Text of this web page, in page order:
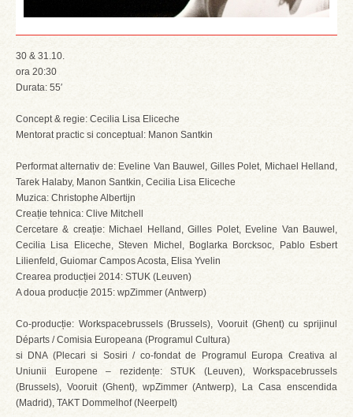
30 & 31.10.
ora 20:30
Durata: 55′
Concept & regie: Cecilia Lisa Eliceche
Mentorat practic si conceptual: Manon Santkin
Performat alternativ de: Eveline Van Bauwel, Gilles Polet, Michael Helland,
Tarek Halaby, Manon Santkin, Cecilia Lisa Eliceche
Muzica: Christophe Albertijn
Creație tehnica: Clive Mitchell
Cercetare & creație: Michael Helland, Gilles Polet, Eveline Van Bauwel,
Cecilia Lisa Eliceche, Steven Michel, Boglarka Borcksoc, Pablo Esbert
Lilienfeld, Guiomar Campos Acosta, Elisa Yvelin
Crearea producției 2014: STUK (Leuven)
A doua producție 2015: wpZimmer (Antwerp)
Co-producție: Workspacebrussels (Brussels), Vooruit (Ghent) cu sprijinul
Départs / Comisia Europeana (Programul Cultura)
si DNA (Plecari si Sosiri / co-fondat de Programul Europa Creativa al
Uniunii Europene – rezidențe: STUK (Leuven), Workspacebrussels
(Brussels), Vooruit (Ghent), wpZimmer (Antwerp), La Casa enscendida
(Madrid), TAKT Dommelhof (Neerpelt)